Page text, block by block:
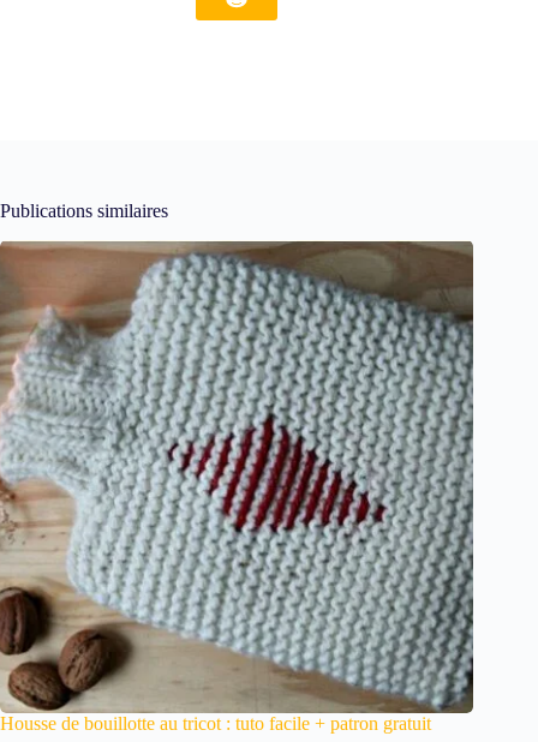
Publications similaires
Housse de bouillotte au tricot : tuto facile + patron gratuit